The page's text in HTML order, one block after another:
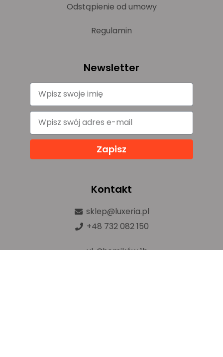
Odstąpienie od umowy
Regulamin
Newsletter
Zapisz
Kontakt
sklep@luxeria.pl
+48 732 082 150
ul. Chemików 1b,